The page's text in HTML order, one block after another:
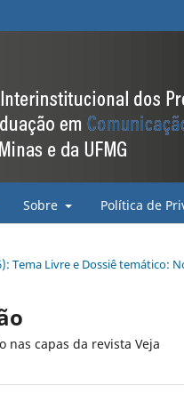
Sobre Política de
Tema Livre e Dossiê temático:
nas capas da revista Veja